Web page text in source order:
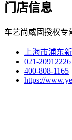
门店信息
车艺尚威固授权专
上海市浦东
021-20912226
400-808-1165
https://